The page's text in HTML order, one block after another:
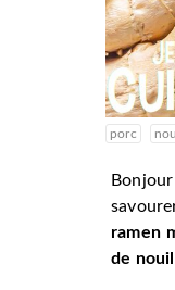
porc
ramen
de